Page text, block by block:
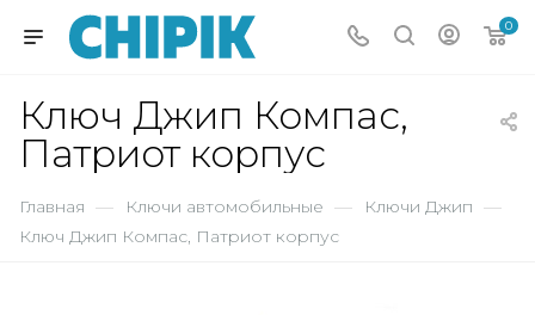
0
Ключ Джип Компас,
Патриот корпус
Главная — Ключи автомобильные — Ключи Джип —
Ключ Джип Компас, Патриот корпус